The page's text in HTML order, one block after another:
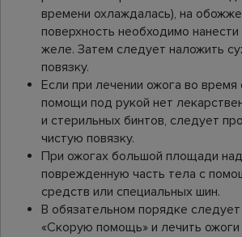
времени охлаждалась), на
поверхность необходимо
желе. Затем следует наложить
повязку.
Если при лечении ожога во время
помощи под рукой нет
и стерильных бинтов, следует
чистую повязку.
При ожогах большой площади
поврежденную часть тела с
средств или специальных шин.
В обязательном порядке
«Скорую помощь» и лечить ожоги